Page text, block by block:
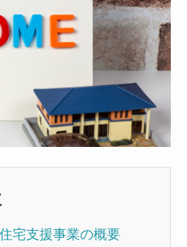
宅支援事業の概要